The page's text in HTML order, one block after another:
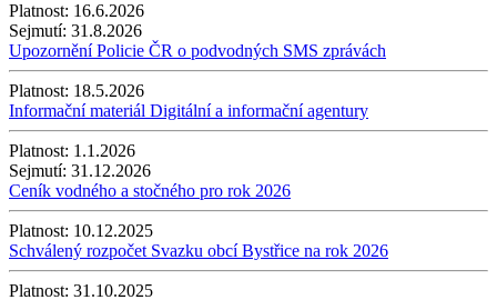
Platnost: 16.6.2026
Sejmutí: 31.8.2026
Upozornění Policie ČR o podvodných SMS zprávách
Platnost: 18.5.2026
Informační materiál Digitální a informační agentury
Platnost: 1.1.2026
Sejmutí: 31.12.2026
Ceník vodného a stočného pro rok 2026
Platnost: 10.12.2025
Schválený rozpočet Svazku obcí Bystřice na rok 2026
Platnost: 31.10.2025